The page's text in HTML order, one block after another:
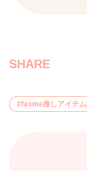
SHARE
fasme推しアイテ